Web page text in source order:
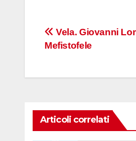
Vela. Giovanni
Mefistofele
Articoli correlati